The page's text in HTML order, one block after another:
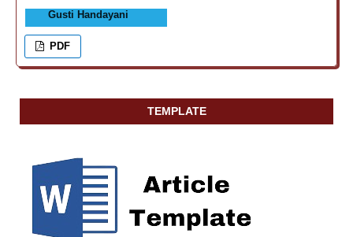
Gusti Handayani
PDF
TEMPLATE